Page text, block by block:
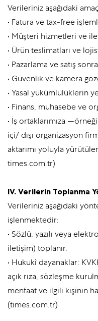
Verileriniz aşağıdaki
• Fatura ve tax-free
• Müşteri hizmetleri ve
• Ürün teslimatları ve
• Pazarlama ve satış
• Güvenlik ve kamera
• Yasal yükümlülüklerin
• Finans, muhasebe ve
• İş ortaklarımıza
içi/ dışı organizasyon
aktarımı yoluyla
times.com.tr)
IV. Verilerin Toplanma
Verileriniz aşağıdaki
işlenmektedir:
• Sözlü, yazılı veya
iletişim) toplanır.
• Hukukî dayanaklar:
açık rıza, sözleşme
menfaat ve ilgili kişinin
(times.com.tr)